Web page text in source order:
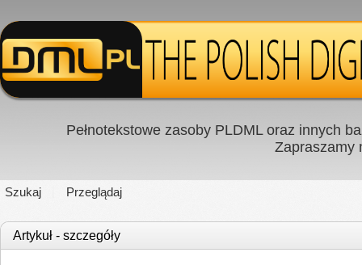
Pełnotekstowe zasoby PLDML oraz innych
Zapraszamy
Szukaj Przeglądaj
Artykuł - szczegóły